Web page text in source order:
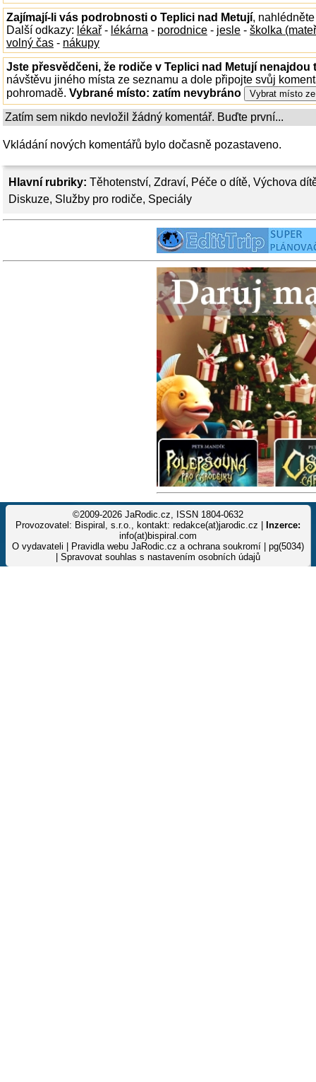
Hlavní rubriky: Těhotenství, Zdraví, Péče o dítě, Výchova
Diskuze, Služby pro rodiče, Speciály
Zajímají-li vás podrobnosti o Teplici nad Metují,
Další odkazy: lékař - lékárna - porodnice - jesle - školka
volný čas - nákupy
Jste přesvědčeni, že rodiče v Teplici nad Metují nenajdou
návštěvu jiného místa ze seznamu a dole připojte svůj
pohromadě. Vybrané místo: zatím nevybráno
Zatím sem nikdo nevložil žádný komentář. Buďte první...
Vkládání nových komentářů bylo dočasně pozastaveno.
©2009-2026 JaRodic.cz, ISSN 1804-0632
Provozovatel: Bispiral, s.r.o., kontakt: redakce(at)jarodic.cz |
Inzerce:
info(at)bispiral.com
O vydavateli
Pravidla webu JaRodic.cz a ochrana soukromí | pg(5034)
Spravovat souhlas s nastavením osobních údajů